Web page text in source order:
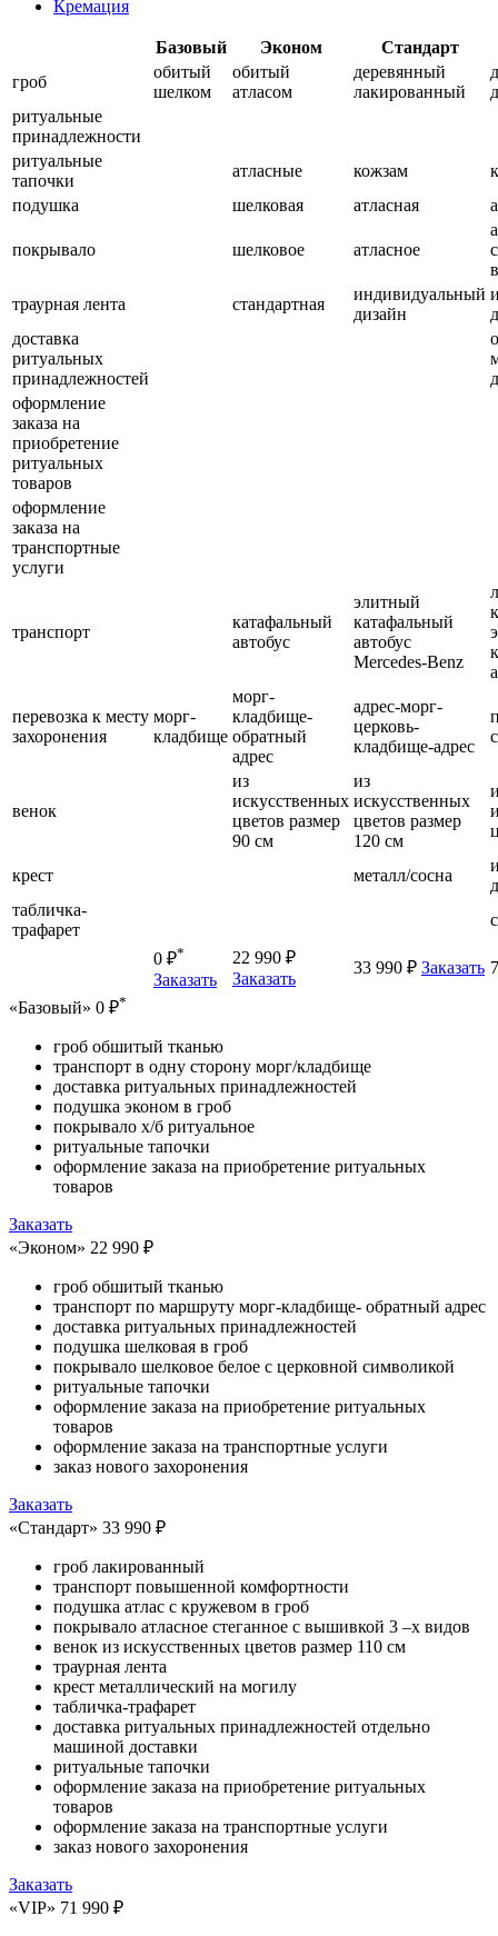
Кремация
Базовый Эконом
Стандарт
гроб
обитый
шелком
обитый
атласом
деревянный
лакированный
ритуальные
принадлежности
ритуальные
тапочки
атласные кожзам
подушка
шелковая атласная
покрывало шелковое атласное
траурная лента
стандартная
индивидуальный
дизайн
доставка
ритуальных
принадлежностей
оформление
заказа на
приобретение
ритуальных
товаров
оформление
заказа на
транспортные
услуги
транспорт
катафальный
автобус
элитный
катафальный
автобус
Mercedes-Benz
перевозка к месту
захоронения
морг-
кладбище
морг-
кладбище-
обратный
адрес
адрес-морг-
церковь-
кладбище-адрес
венок
из
искусственных
цветов размер
90 см
из
искусственных
цветов размер
120 см
крест металл/сосна
табличка-
трафарет
0 ₽*
Заказать
22 990 ₽
Заказать
33 990 ₽ Заказать
«Базовый» 0 ₽*
гроб обшитый тканью
транспорт в одну сторону морг/кладбище
доставка ритуальных принадлежностей
подушка эконом в гроб
покрывало х/б ритуальное
ритуальные тапочки
оформление заказа на приобретение ритуальных
товаров
Заказать
«Эконом» 22 990 ₽
гроб обшитый тканью
транспорт по маршруту морг-кладбище- обратный адрес
доставка ритуальных принадлежностей
подушка шелковая в гроб
покрывало шелковое белое с церковной символикой
ритуальные тапочки
оформление заказа на приобретение ритуальных
товаров
оформление заказа на транспортные услуги
заказ нового захоронения
Заказать
«Стандарт» 33 990 ₽
гроб лакированный
транспорт повышенной комфортности
подушка атлас с кружевом в гроб
покрывало атласное стеганное с вышивкой 3 –х видов
венок из искусственных цветов размер 110 см
траурная лента
крест металлический на могилу
табличка-трафарет
доставка ритуальных принадлежностей отдельно
машиной доставки
ритуальные тапочки
оформление заказа на приобретение ритуальных
товаров
оформление заказа на транспортные услуги
заказ нового захоронения
Заказать
«VIP» 71 990 ₽